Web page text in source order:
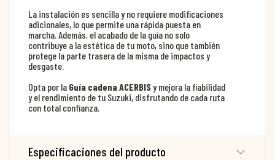
La instalación es sencilla y no requiere modificaciones
adicionales, lo que permite una rápida puesta en
marcha. Además, el acabado de la guía no solo
contribuye a la estética de tu moto, sino que también
protege la parte trasera de la misma de impactos y
desgaste.
Opta por la Guía cadena ACERBISy mejora la fiabilidad
y el rendimiento de tu Suzuki, disfrutando de cada ruta
con total confianza.
Especificaciones del producto